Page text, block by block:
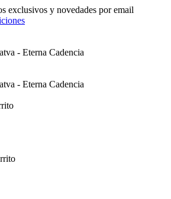
exclusivos y novedades por email